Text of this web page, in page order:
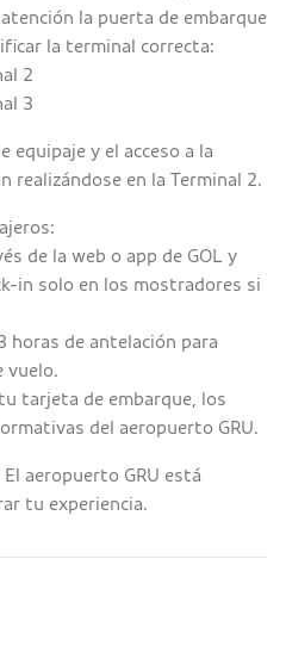
la puerta de embarque
la terminal correcta:
2
3
equipaje y el acceso a la
realizándose en la Terminal 2.
de la web o app de GOL y
in solo en los mostradores si
horas de antelación para
vuelo.
tarjeta de embarque, los
del aeropuerto GRU.
aeropuerto GRU está
tu experiencia.